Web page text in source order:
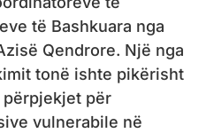
të Bashkuara nga
Qendrore. Një nga
tonë ishte pikërisht
për
vulnerabile në